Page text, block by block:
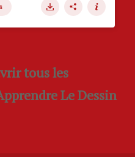
tous les
Le Dessin